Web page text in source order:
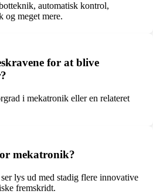
automatisk kontrol,
og meget mere.
for at blive
i mekatronik eller en relateret
mekatronik?
lys ud med stadig flere innovative
fremskridt.